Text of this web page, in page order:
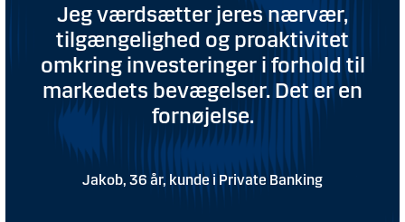
Jeg værdsætter jeres nærvær,
tilgængelighed og proaktivitet
omkring investeringer i forhold til
markedets bevægelser. Det er en
fornøjelse.
Jakob, 36 år, kunde i Private Banking